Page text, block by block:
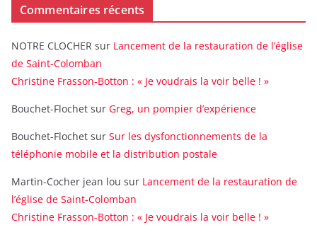
Commentaires récents
NOTRE CLOCHER sur Lancement de la restauration de l’église
de Saint-Colomban
Christine Frasson-Botton : « Je voudrais la voir belle ! »
Bouchet-Flochet sur Greg, un pompier d’expérience
Bouchet-Flochet sur Sur les dysfonctionnements de la
téléphonie mobile et la distribution postale
Martin-Cocher jean lou sur Lancement de la restauration de
l’église de Saint-Colomban
Christine Frasson-Botton : « Je voudrais la voir belle ! »